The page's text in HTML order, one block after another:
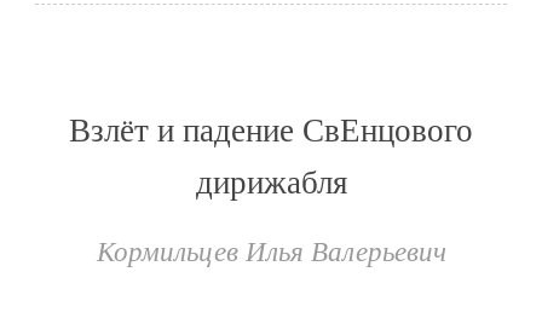
Взлёт и падение СвЕнцового
дирижабля
Кормильцев Илья Валерьевич